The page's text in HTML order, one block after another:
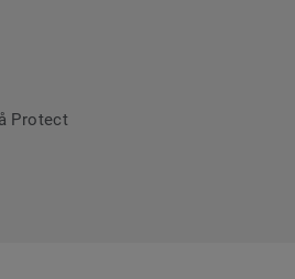
Protect